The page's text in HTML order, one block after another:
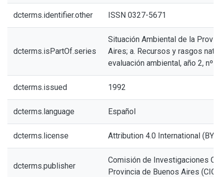
dcterms.identifier.other ISSN 0327-5671
dcterms.isPartOf.series
Situación Ambiental de la
Aires; a. Recursos y rasgos
evaluación ambiental, año 2, nº
dcterms.issued 1992
dcterms.language Español
dcterms.license Attribution 4.0 International (BY
dcterms.publisher
Comisión de Investigaciones
Provincia de Buenos Aires